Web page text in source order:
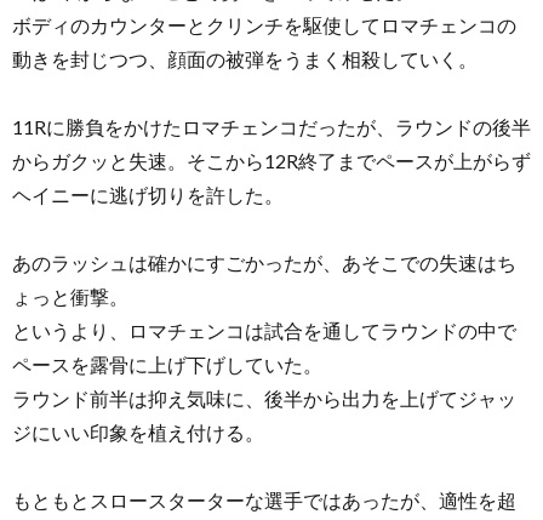
ボディのカウンターとクリンチを駆使してロマチェンコの
動きを封じつつ、顔面の被弾をうまく相殺していく。
11Rに勝負をかけたロマチェンコだったが、ラウンドの後半
からガクッと失速。そこから12R終了までペースが上がらず
ヘイニーに逃げ切りを許した。
あのラッシュは確かにすごかったが、あそこでの失速はち
ょっと衝撃。
というより、ロマチェンコは試合を通してラウンドの中で
ペースを露骨に上げ下げしていた。
ラウンド前半は抑え気味に、後半から出力を上げてジャッ
ジにいい印象を植え付ける。
もともとスロースターターな選手ではあったが、適性を超